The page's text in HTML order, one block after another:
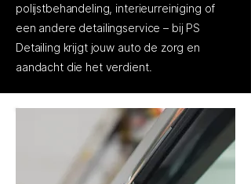
polijstbehandeling, interieurreiniging of
een andere detailingservice – bij PS
Detailing krijgt jouw auto de zorg en
aandacht die het verdient.